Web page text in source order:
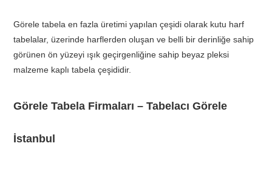
Görele tabela en fazla üretimi yapılan çeşidi olarak kutu harf
tabelalar, üzerinde harflerden oluşan ve belli bir derinliğe sahip
görünen ön yüzeyi ışık geçirgenliğine sahip beyaz pleksi
malzeme kaplı tabela çeşididir.
Görele Tabela Firmaları – Tabelacı Görele
İstanbul